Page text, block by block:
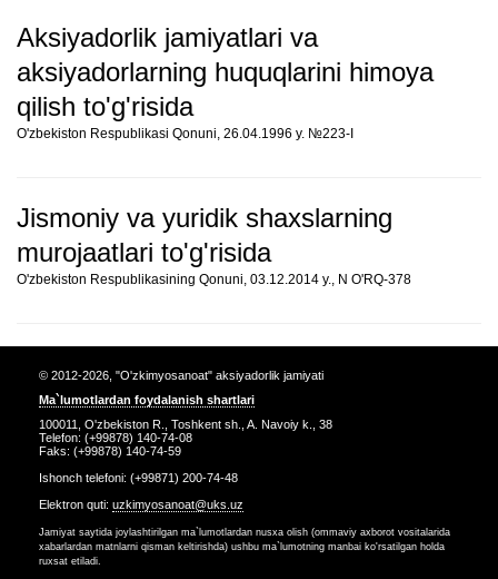
Aksiyadorlik jamiyatlari va
aksiyadorlarning huquqlarini himoya
qilish to'g'risida
O'zbekiston Respublikasi Qonuni, 26.04.1996 y. №223-I
Jismoniy va yuridik shaxslarning
murojaatlari to'g'risida
O'zbekiston Respublikasining Qonuni, 03.12.2014 y., N O'RQ-378
© 2012-2026, "O'zkimyosanoat" aksiyadorlik jamiyati
Ma`lumotlardan foydalanish shartlari
100011, O'zbekiston R., Toshkent sh., A. Navoiy k., 38
Telefon: (+99878) 140-74-08
Faks: (+99878) 140-74-59
Ishonch telefoni: (+99871) 200-74-48
Elektron quti: uzkimyosanoat@uks.uz
Jamiyat saytida joylashtirilgan ma`lumotlardan nusxa olish (ommaviy axborot vositalarida
xabarlardan matnlarni qisman keltirishda) ushbu ma`lumotning manbai ko'rsatilgan holda
ruxsat etiladi.